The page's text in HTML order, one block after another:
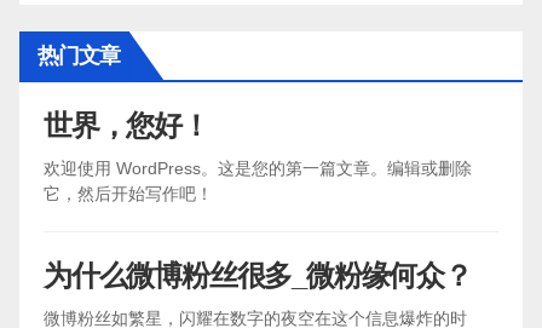
热门文章
世界，您好！
欢迎使用 WordPress。这是您的第一篇文章。编辑或删除
它，然后开始写作吧！
为什么微博粉丝很多_微粉缘何众？
微博粉丝如繁星，闪耀在数字的夜空在这个信息爆炸的时